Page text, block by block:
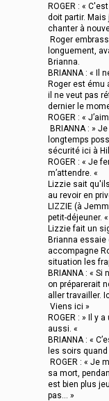
ROGER : «
doit partir. Mais
chanter à
Roger
longuement,
Brianna.
BRIANNA : « Il
Roger est ému
il ne veut pas
dernier le
ROGER : «
BRIANNA : »
longtemps
sécurité ici à
ROGER : « Je
m’attendre. «
Lizzie sait
au revoir en
LIZZIE (à
petit-déjeuner. «
Lizzie fait un
Brianna
accompagne
situation les
BRIANNA : «
on préparerait
aller travailler.
Viens ici »
ROGER : » Il y
aussi. «
BRIANNA : «
les soirs
ROGER : « Je
sa mort,
est bien plus
pas... »